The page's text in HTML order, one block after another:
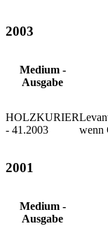
2003
Medium -
Ausgabe
HOLZKURIER
- 41.2003
wenn
2001
Medium -
Ausgabe